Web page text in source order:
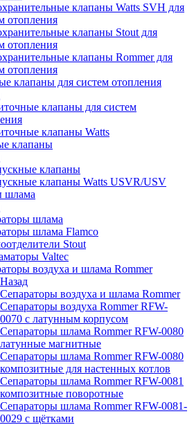
клапаны Watts SVH для
отопления
клапаны Stout для
отопления
клапаны Rommer для
отопления
клапаны для систем отопления
клапаны для систем
клапаны Watts
клапаны
клапаны
клапаны Watts USVR/USV
шлама
шлама
шлама Flamco
Stout
Valtec
воздуха и шлама Rommer
Назад
Сепараторы воздуха и шлама Rommer
Сепараторы воздуха Rommer RFW-
0070 с латунным корпусом
Сепараторы шлама Rommer RFW-0080
латунные магнитные
Сепараторы шлама Rommer RFW-0080
композитные для настенных котлов
Сепараторы шлама Rommer RFW-0081
композитные поворотные
Сепараторы шлама Rommer RFW-0081-
0029 с щётками